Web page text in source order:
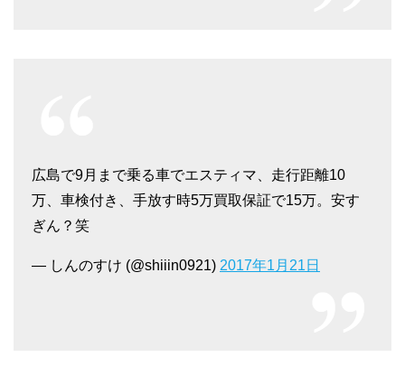
広島で9月まで乗る車でエスティマ、走行距離10
万、車検付き、手放す時5万買取保証で15万。安す
ぎん？笑
— しんのすけ (@shiiin0921) 2017年1月21日